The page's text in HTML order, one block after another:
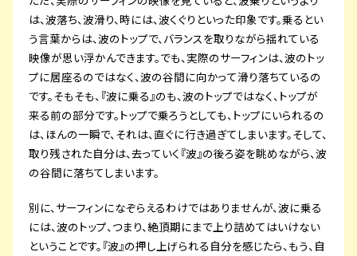
は、波落ち、波滑り、時には、波くぐりといった印象です。乗るとい
う言葉からは、波のトップで、バランスを取りながら揺れている
映像が思い浮かんできます。でも、実際のサーフィンは、波のトッ
プに居座るのではなく、波の谷間に向かって滑り落ちているの
です。そもそも、『波に乗る』のも、波のトップではなく、トップが
来る前の部分です。トップで乗ろうとしても、トップにいられるの
は、ほんの一瞬で、それは、直ぐに行き過ぎてしまいます。そして、
取り残された自分は、去っていく『波』の後ろ姿を眺めながら、波
の谷間に落ちてしまいます。
別に、サーフィンになぞらえるわけではありませんが、波に乗る
には、波のトップ、つまり、絶頂期にまで上り詰めてはいけない
ということです。『波』の押し上げられる自分を感じたら、もう、自